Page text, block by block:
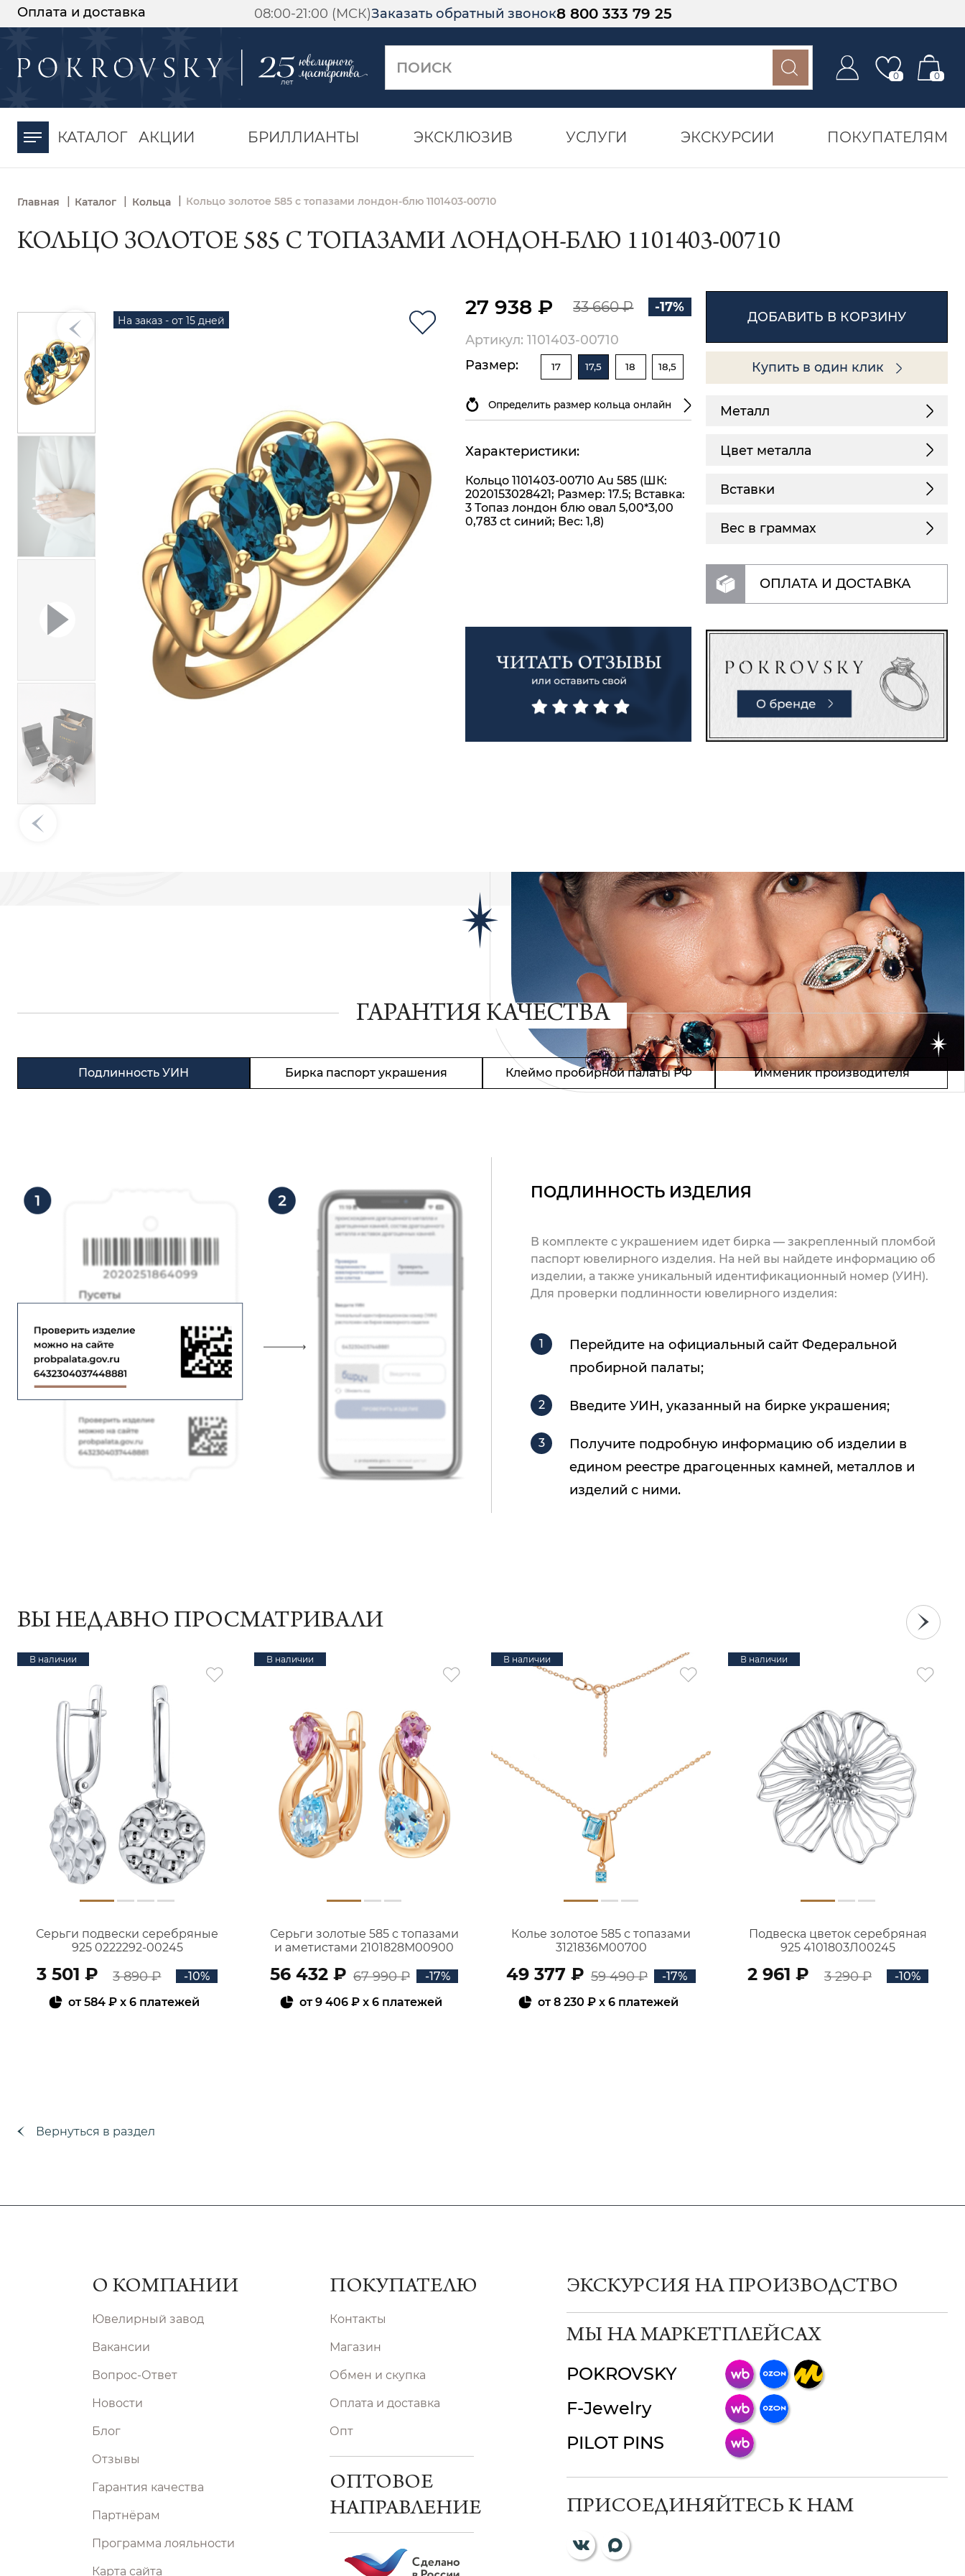
Оплата и доставка 08:00-21:00 (МСК)Заказать обратный звонок8 800 333 79 25
0 0
КАТАЛОГ АКЦИИ БРИЛЛИАНТЫ ЭКСКЛЮЗИВ УСЛУГИ ЭКСКУРСИИ ПОКУПАТЕЛЯМ
Главная | Каталог | Кольца Кольцо золотое 585 с топазами лондон-блю 1101403-00710
КОЛЬЦО ЗОЛОТОЕ 585 С ТОПАЗАМИ ЛОНДОН-БЛЮ 1101403-00710
На заказ - от 15 дней
27 938 ₽ 33 660 ₽ -17%
Артикул: 1101403-00710
Размер:
17 17,5 18 18,5
Определить размер кольца онлайн
Характеристики:
Кольцо 1101403-00710 Au 585 (ШК:
2020153028421; Размер: 17.5; Вставка:
3 Топаз лондон блю овал 5,00*3,00
0,783 ct синий; Вес: 1,8)
ДОБАВИТЬ В КОРЗИНУ
Купить в один клик
Металл
Цвет металла
Вставки
Вес в граммах
ОПЛАТА И ДОСТАВКА
ГАРАНТИЯ КАЧЕСТВА
Подлинность УИН Бирка паспорт украшения Клеймо пробирной палаты РФ Имменик производителя
ПОДЛИННОСТЬ ИЗДЕЛИЯ
В комплекте с украшением идет бирка — закрепленный пломбой
паспорт ювелирного изделия. На ней вы найдете информацию об
изделии, а также уникальный идентификационный номер (УИН).
Для проверки подлинности ювелирного изделия:
Перейдите на официальный сайт Федеральной
пробирной палаты;
Введите УИН, указанный на бирке украшения;
Получите подробную информацию об изделии в
едином реестре драгоценных камней, металлов и
изделий с ними.
ВЫ НЕДАВНО ПРОСМАТРИВАЛИ
В наличии
Серьги подвески серебряные
925 0222292-00245
3 501 ₽ 3 890 ₽
-10%
от584 ₽ x 6 платежей
В наличии
Серьги золотые 585 с топазами
и аметистами 2101828М00900
56 432 ₽ 67 990 ₽
-17%
от9 406 ₽ x 6 платежей
В наличии
Колье золотое 585 с топазами
3121836М00700
49 377 ₽ 59 490 ₽
-17%
от8 230 ₽x 6 платежей
В наличии
Подвеска цветок серебряная
925 4101803Л00245
2 961 ₽ 3 290 ₽ -10%
Вернуться в раздел
О КОМПАНИИ
Ювелирный завод
Вакансии
Вопрос-Ответ
Новости
Блог
Отзывы
Гарантия качества
Партнёрам
Программа лояльности
Карта сайта
ПОКУПАТЕЛЮ
Контакты
Магазин
Обмен и скупка
Оплата и доставка
Опт
ОПТОВОЕ
НАПРАВЛЕНИЕ
ЭКСКУРСИЯ НА ПРОИЗВОДСТВО
МЫ НА МАРКЕТПЛЕЙСАХ
POKROVSKY
F-Jewelry
PILOT PINS
ПРИСОЕДИНЯЙТЕСЬ К НАМ
-30%
момента оплаты
ChatApp
мессенджер!